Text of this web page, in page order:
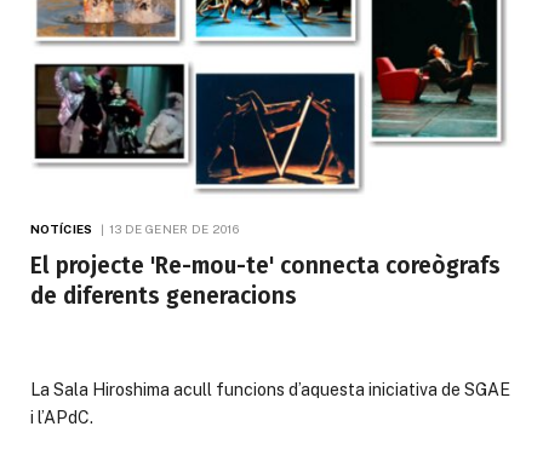
NOTÍCIES 13 DE GENER DE 2016
El projecte 'Re-mou-te' connecta coreògrafs
de diferents generacions
La Sala Hiroshima acull funcions d’aquesta iniciativa de SGAE
i l’APdC.